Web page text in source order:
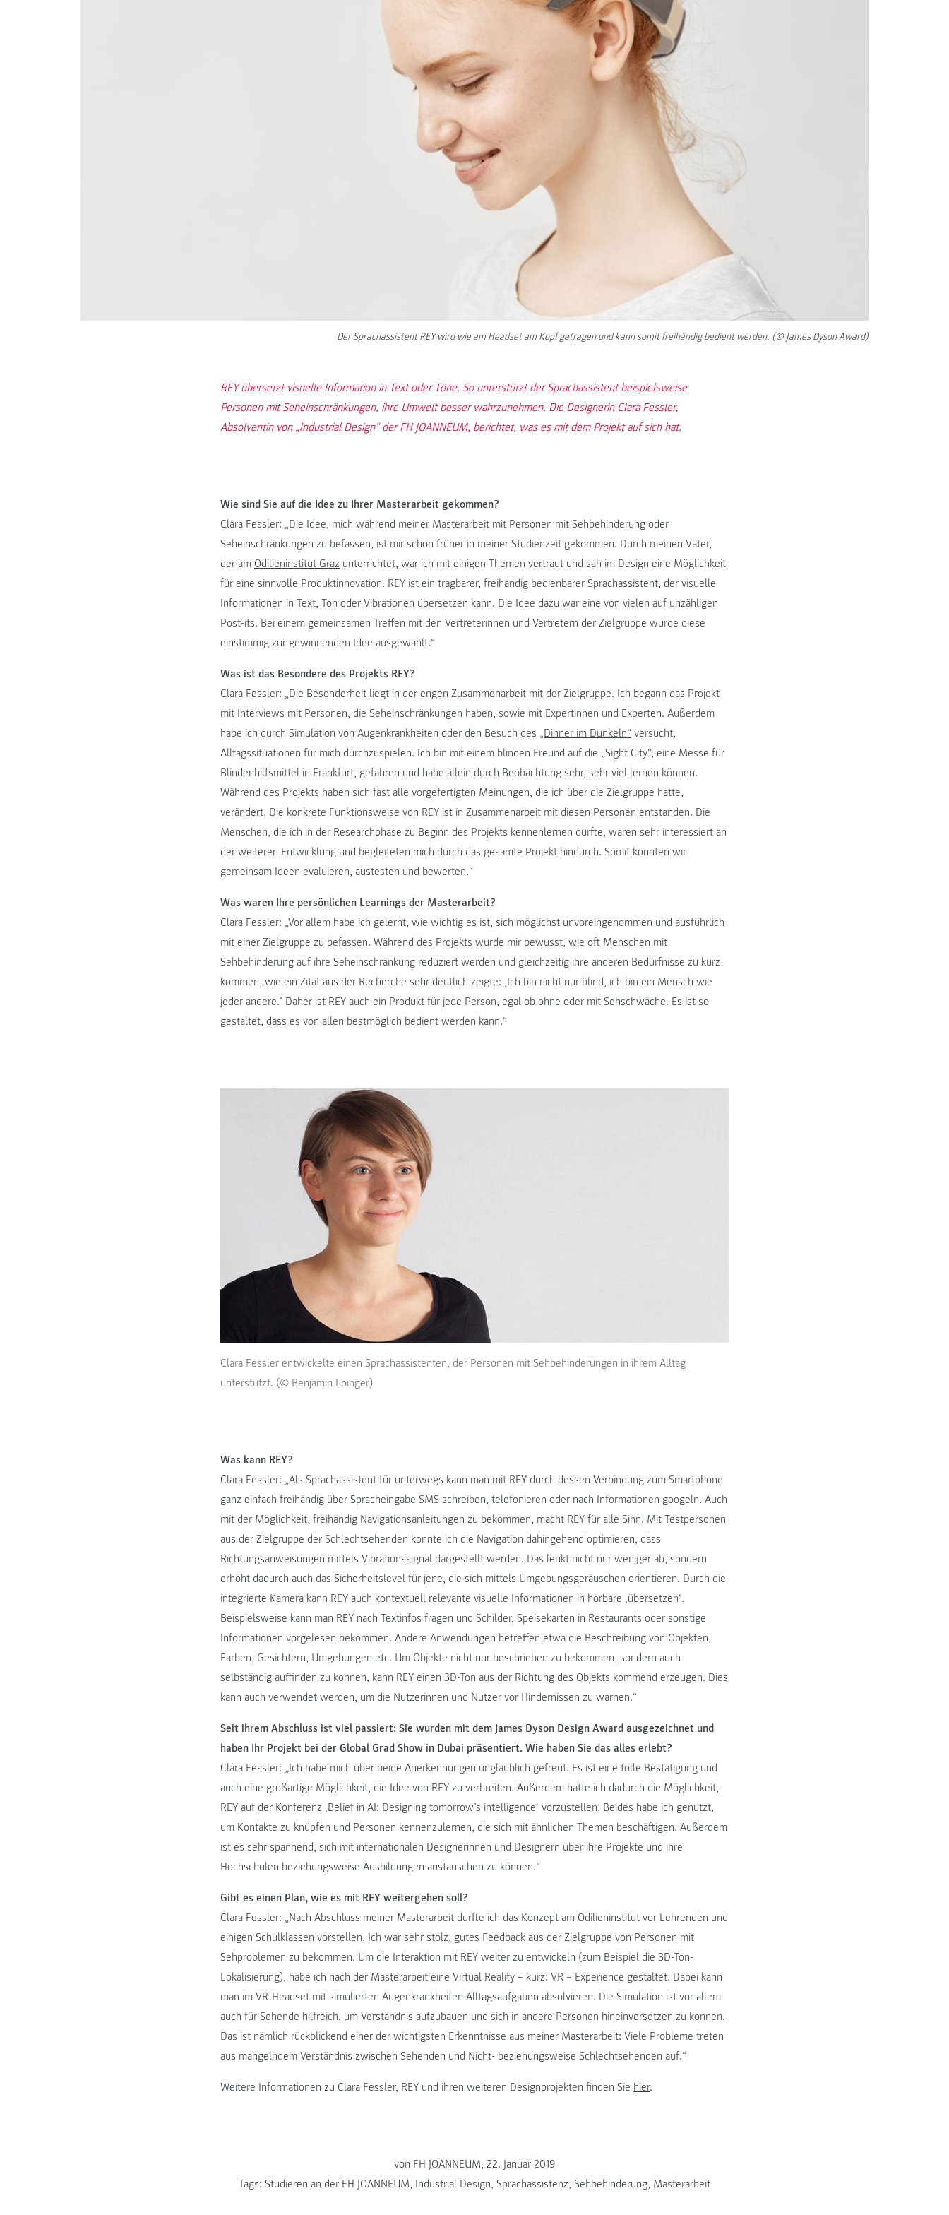
Der Sprachassistent REY wird wie am Headset am Kopf getragen und kann somit freihändig bedient werden. (© James Dyson Award)
REY übersetzt visuelle Information in Text oder Töne. So unterstützt der Sprachassistent beispielsweise
Personen mit Seheinschränkungen, ihre Umwelt besser wahrzunehmen. Die Designerin Clara Fessler,
Absolventin von „Industrial Design“ der FH JOANNEUM, berichtet, was es mit dem Projekt auf sich hat.
Wie sind Sie auf die Idee zu Ihrer Masterarbeit gekommen?
Clara Fessler: „Die Idee, mich während meiner Masterarbeit mit Personen mit Sehbehinderung oder
Seheinschränkungen zu befassen, ist mir schon früher in meiner Studienzeit gekommen. Durch meinen Vater,
der am Odilieninstitut Graz unterrichtet, war ich mit einigen Themen vertraut und sah im Design eine Möglichkeit
für eine sinnvolle Produktinnovation. REY ist ein tragbarer, freihändig bedienbarer Sprachassistent, der visuelle
Informationen in Text, Ton oder Vibrationen übersetzen kann. Die Idee dazu war eine von vielen auf unzähligen
Post-its. Bei einem gemeinsamen Treffen mit den Vertreterinnen und Vertretern der Zielgruppe wurde diese
einstimmig zur gewinnenden Idee ausgewählt.“
Was ist das Besondere des Projekts REY?
Clara Fessler: „Die Besonderheit liegt in der engen Zusammenarbeit mit der Zielgruppe. Ich begann das Projekt
mit Interviews mit Personen, die Seheinschränkungen haben, sowie mit Expertinnen und Experten. Außerdem
habe ich durch Simulation von Augenkrankheiten oder den Besuch des „Dinner im Dunkeln“ versucht,
Alltagssituationen für mich durchzuspielen. Ich bin mit einem blinden Freund auf die „Sight City“, eine Messe für
Blindenhilfsmittel in Frankfurt, gefahren und habe allein durch Beobachtung sehr, sehr viel lernen können.
Während des Projekts haben sich fast alle vorgefertigten Meinungen, die ich über die Zielgruppe hatte,
verändert. Die konkrete Funktionsweise von REY ist in Zusammenarbeit mit diesen Personen entstanden. Die
Menschen, die ich in der Researchphase zu Beginn des Projekts kennenlernen durfte, waren sehr interessiert an
der weiteren Entwicklung und begleiteten mich durch das gesamte Projekt hindurch. Somit konnten wir
gemeinsam Ideen evaluieren, austesten und bewerten.“
Was waren Ihre persönlichen Learnings der Masterarbeit?
Clara Fessler: „Vor allem habe ich gelernt, wie wichtig es ist, sich möglichst unvoreingenommen und ausführlich
mit einer Zielgruppe zu befassen. Während des Projekts wurde mir bewusst, wie oft Menschen mit
Sehbehinderung auf ihre Seheinschränkung reduziert werden und gleichzeitig ihre anderen Bedürfnisse zu kurz
kommen, wie ein Zitat aus der Recherche sehr deutlich zeigte: ‚Ich bin nicht nur blind, ich bin ein Mensch wie
jeder andere.’ Daher ist REY auch ein Produkt für jede Person, egal ob ohne oder mit Sehschwäche. Es ist so
gestaltet, dass es von allen bestmöglich bedient werden kann.“
Clara Fessler entwickelte einen Sprachassistenten, der Personen mit Sehbehinderungen in ihrem Alltag
unterstützt. (© Benjamin Loinger)
Was kann REY?
Clara Fessler: „Als Sprachassistent für unterwegs kann man mit REY durch dessen Verbindung zum Smartphone
ganz einfach freihändig über Spracheingabe SMS schreiben, telefonieren oder nach Informationen googeln. Auch
mit der Möglichkeit, freihändig Navigationsanleitungen zu bekommen, macht REY für alle Sinn. Mit Testpersonen
aus der Zielgruppe der Schlechtsehenden konnte ich die Navigation dahingehend optimieren, dass
Richtungsanweisungen mittels Vibrationssignal dargestellt werden. Das lenkt nicht nur weniger ab, sondern
erhöht dadurch auch das Sicherheitslevel für jene, die sich mittels Umgebungsgeräuschen orientieren. Durch die
integrierte Kamera kann REY auch kontextuell relevante visuelle Informationen in hörbare ‚übersetzen‘.
Beispielsweise kann man REY nach Textinfos fragen und Schilder, Speisekarten in Restaurants oder sonstige
Informationen vorgelesen bekommen. Andere Anwendungen betreffen etwa die Beschreibung von Objekten,
Farben, Gesichtern, Umgebungen etc. Um Objekte nicht nur beschrieben zu bekommen, sondern auch
selbständig auffinden zu können, kann REY einen 3D-Ton aus der Richtung des Objekts kommend erzeugen. Dies
kann auch verwendet werden, um die Nutzerinnen und Nutzer vor Hindernissen zu warnen.“
Seit ihrem Abschluss ist viel passiert: Sie wurden mit dem James Dyson Design Award ausgezeichnet und
haben Ihr Projekt bei der Global Grad Show in Dubai präsentiert. Wie haben Sie das alles erlebt?
Clara Fessler: „Ich habe mich über beide Anerkennungen unglaublich gefreut. Es ist eine tolle Bestätigung und
auch eine großartige Möglichkeit, die Idee von REY zu verbreiten. Außerdem hatte ich dadurch die Möglichkeit,
REY auf der Konferenz ‚Belief in AI: Designing tomorrow’s intelligence‘ vorzustellen. Beides habe ich genutzt,
um Kontakte zu knüpfen und Personen kennenzulernen, die sich mit ähnlichen Themen beschäftigen. Außerdem
ist es sehr spannend, sich mit internationalen Designerinnen und Designern über ihre Projekte und ihre
Hochschulen beziehungsweise Ausbildungen austauschen zu können.“
Gibt es einen Plan, wie es mit REY weitergehen soll?
Clara Fessler: „Nach Abschluss meiner Masterarbeit durfte ich das Konzept am Odilieninstitut vor Lehrenden und
einigen Schulklassen vorstellen. Ich war sehr stolz, gutes Feedback aus der Zielgruppe von Personen mit
Sehproblemen zu bekommen. Um die Interaktion mit REY weiter zu entwickeln (zum Beispiel die 3D-Ton-
Lokalisierung), habe ich nach der Masterarbeit eine Virtual Reality – kurz: VR – Experience gestaltet. Dabei kann
man im VR-Headset mit simulierten Augenkrankheiten Alltagsaufgaben absolvieren. Die Simulation ist vor allem
auch für Sehende hilfreich, um Verständnis aufzubauen und sich in andere Personen hineinversetzen zu können.
Das ist nämlich rückblickend einer der wichtigsten Erkenntnisse aus meiner Masterarbeit: Viele Probleme treten
aus mangelndem Verständnis zwischen Sehenden und Nicht- beziehungsweise Schlechtsehenden auf.“
Weitere Informationen zu Clara Fessler, REY und ihren weiteren Designprojekten finden Sie hier.
von FH JOANNEUM, 22. Januar 2019
Tags: Studieren an der FH JOANNEUM, Industrial Design, Sprachassistenz, Sehbehinderung, Masterarbeit